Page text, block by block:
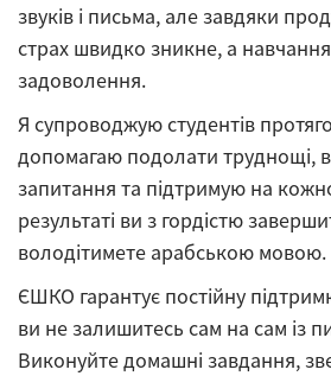
звуків і письма, але завдяки
страх швидко зникне, а
задоволення.
Я супроводжую студентів
допомагаю подолати труднощі,
запитання та підтримую на
результаті ви з гордістю
володітимете арабською мовою.
ЄШКО гарантує постійну
ви не залишитесь сам на сам із
Виконуйте домашні завдання,